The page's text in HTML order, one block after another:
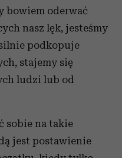
bowiem oderwać
nasz lęk, jesteśmy
podkopuje
stajemy się
ludzi lub od
sobie na takie
jest postawienie